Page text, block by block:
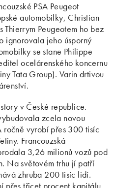
PSA Peugeot
automobilky, Christian
Peugeotem ho bez
ignorovala jeho úsporný
se stane Philippe
ocelárenského koncernu
Tata Group). Varin drtivou
v České republice.
zcela novou
ročně vyrobí přes 300 tisíc
Francouzská
3,26 milionů vozů pod
Na světovém trhu jí patří
zhruba 200 tisíc lidí.